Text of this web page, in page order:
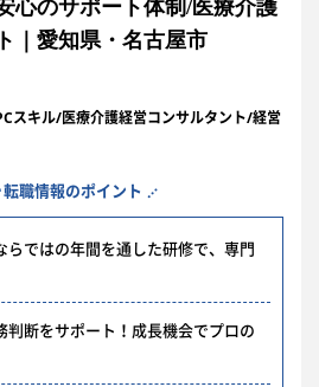
心のサポート体制/医療介護
｜愛知県・名古屋市
スキル/医療介護経営コンサルタント/経営
職情報のポイント
らではの年間を通した研修で、専門
判断をサポート！成長機会でプロの